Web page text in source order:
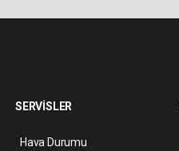
SERVİSLER
Hava Durumu